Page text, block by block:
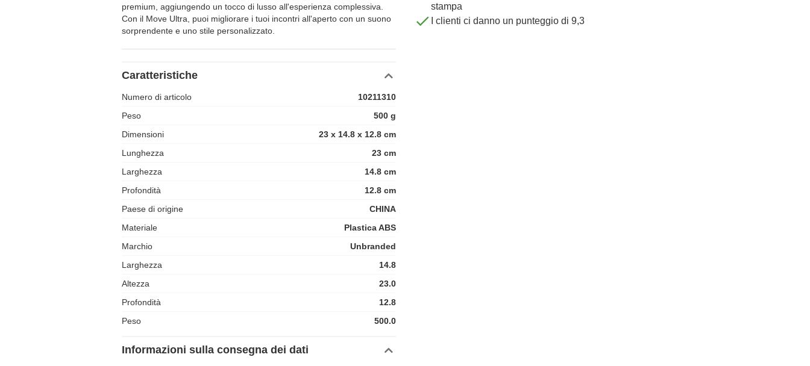
premium, aggiungendo un tocco di lusso all'esperienza complessiva.
Con il Move Ultra, puoi migliorare i tuoi incontri all'aperto con un suono
sorprendente e uno stile personalizzato.
Caratteristiche
Numero di articolo
10211310
Peso
500 g
Dimensioni
23 x 14.8 x 12.8 cm
Lunghezza
23 cm
Larghezza
14.8 cm
Profondità
12.8 cm
Paese di origine
CHINA
Materiale
Plastica ABS
Marchio
Unbranded
Larghezza
14.8
Altezza
23.0
Profondità
12.8
Peso
500.0
Informazioni sulla consegna dei dati
stampa
I clienti ci danno un punteggio di 9,3